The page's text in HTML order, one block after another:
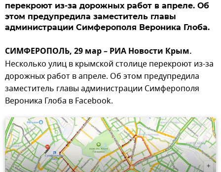
перекроют из-за дорожных работ в апреле. Об
этом предупредила заместитель главы
администрации Симферополя Вероника Глоба.
СИМФЕРОПОЛЬ, 29 мар – РИА Новости Крым.
Несколько улиц в крымской столице перекроют из-за
дорожных работ в апреле. Об этом предупредила
заместитель главы администрации Симферополя
Вероника Глоба в Facebook.